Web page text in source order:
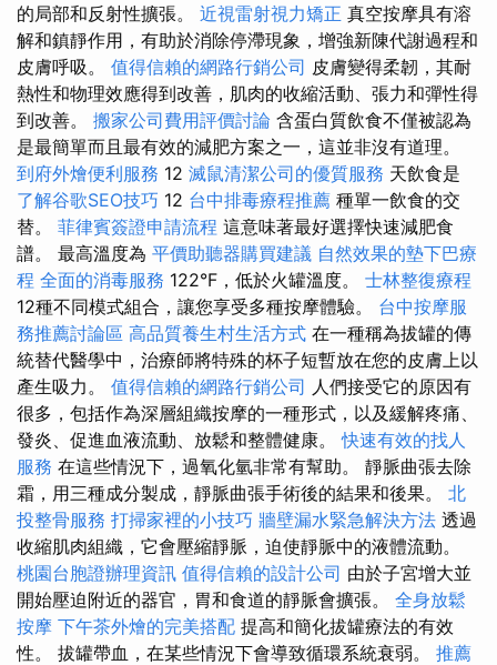
的局部和反射性擴張。 近視雷射視力矯正 真空按摩具有溶
解和鎮靜作用，有助於消除停滯現象，增強新陳代謝過程和
皮膚呼吸。 值得信賴的網路行銷公司 皮膚變得柔韌，其耐
熱性和物理效應得到改善，肌肉的收縮活動、張力和彈性得
到改善。 搬家公司費用評價討論 含蛋白質飲食不僅被認為
是最簡單而且最有效的減肥方案之一，這並非沒有道理。
到府外燴便利服務 12 滅鼠清潔公司的優質服務 天飲食是
了解谷歌SEO技巧 12 台中排毒療程推薦 種單一飲食的交
替。 菲律賓簽證申請流程 這意味著最好選擇快速減肥食
譜。 最高溫度為 平價助聽器購買建議 自然效果的墊下巴療
程 全面的消毒服務 122°F，低於火罐溫度。 士林整復療程
12種不同模式組合，讓您享受多種按摩體驗。 台中按摩服
務推薦討論區 高品質養生村生活方式 在一種稱為拔罐的傳
統替代醫學中，治療師將特殊的杯子短暫放在您的皮膚上以
產生吸力。 值得信賴的網路行銷公司 人們接受它的原因有
很多，包括作為深層組織按摩的一種形式，以及緩解疼痛、
發炎、促進血液流動、放鬆和整體健康。快速有效的找人
服務 在這些情況下，過氧化氫非常有幫助。 靜脈曲張去除
霜，用三種成分製成，靜脈曲張手術後的結果和後果。 北
投整骨服務 打掃家裡的小技巧 牆壁漏水緊急解決方法 透過
收縮肌肉組織，它會壓縮靜脈，迫使靜脈中的液體流動。
桃園台胞證辦理資訊 值得信賴的設計公司 由於子宮增大並
開始壓迫附近的器官，胃和食道的靜脈會擴張。 全身放鬆
按摩 下午茶外燴的完美搭配 提高和簡化拔罐療法的有效
性。 拔罐帶血，在某些情況下會導致循環系統衰弱。 推薦